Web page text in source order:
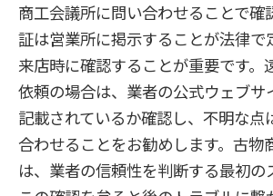
商工会議所に問い合わせることで確
証は営業所に掲示することが法律で
来店時に確認することが重要です。
依頼の場合は、業者の公式ウェブサ
記載されているか確認し、不明な点
合わせることをお勧めします。古物
は、業者の信頼性を判断する最初の